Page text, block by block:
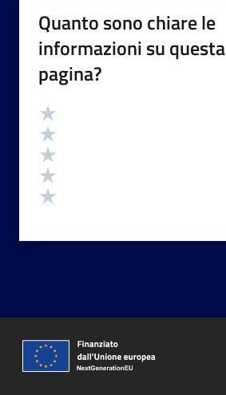
Quanto sono chiare le
informazioni su questa
pagina?
Valutazione